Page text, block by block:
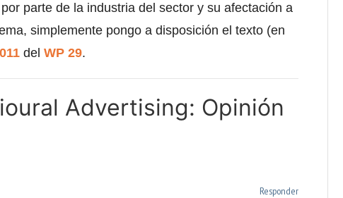
por parte de la industria del sector y su afectación a
simplemente pongo a disposición el texto (en
del WP 29.
Advertising: Opinión
Responder